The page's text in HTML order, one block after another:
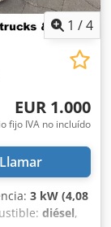
1 /4
EUR 1.000
fijo IVA no incluído
Llamar
3 kW (4,08
diésel,